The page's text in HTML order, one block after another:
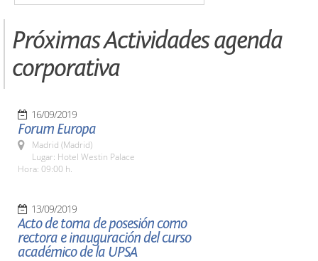
Próximas Actividades agenda
corporativa
16/09/2019
Forum Europa
Madrid (Madrid)
Lugar: Hotel Westin Palace
Hora: 09:00 h.
13/09/2019
Acto de toma de posesión como
rectora e inauguración del curso
académico de la UPSA